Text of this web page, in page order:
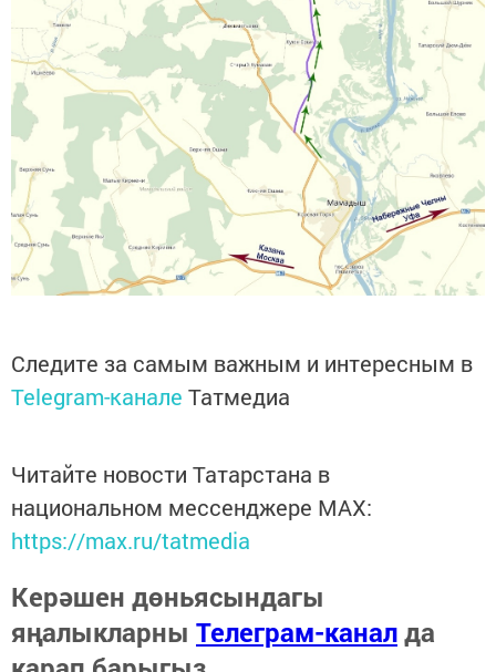
Следите за самым важным и интересным в
Telegram-канале Татмедиа
Читайте новости Татарстана в
национальном мессенджере MАХ:
https://max.ru/tatmedia
Керәшен дөньясындагы
яңалыкларны Телеграм-каналда